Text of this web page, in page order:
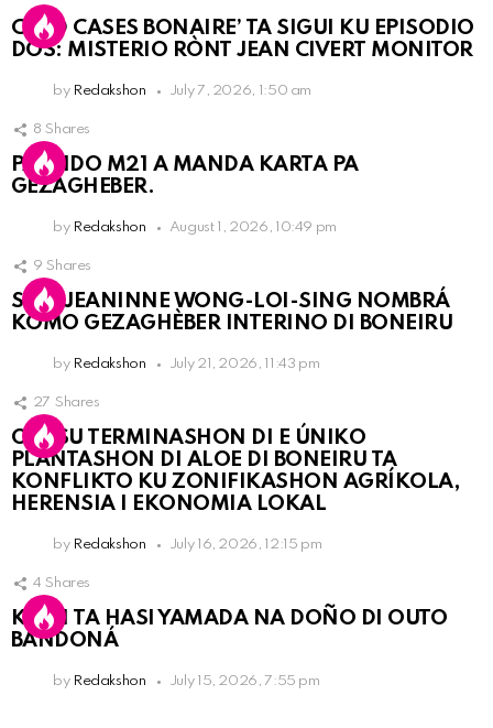
COLD CASES BONAIRE’ TA SIGUI KU EPISODIO
DOS: MISTERIO RÒNT JEAN CIVERT MONITOR
by Redakshon July 7, 2026, 1:50 am
8 Shares
PARTIDO M21 A MANDA KARTA PA
GEZAGHEBER.
by Redakshon August 1, 2026, 10:49 pm
9 Shares
SRA. JEANINNE WONG-LOI-SING NOMBRÁ
KOMO GEZAGHÈBER INTERINO DI BONEIRU
by Redakshon July 21, 2026, 11:43 pm
27 Shares
OLB SU TERMINASHON DI E ÚNIKO
PLANTASHON DI ALOE DI BONEIRU TA
KONFLIKTO KU ZONIFIKASHON AGRÍKOLA,
HERENSIA I EKONOMIA LOKAL
by Redakshon July 16, 2026, 12:15 pm
4 Shares
KPCN TA HASI YAMADA NA DOÑO DI OUTO
BANDONÁ
by Redakshon July 15, 2026, 7:55 pm